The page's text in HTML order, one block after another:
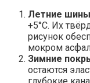
Летние шины
+5°C. Их
рисунок
мокром
Зимние
остаются